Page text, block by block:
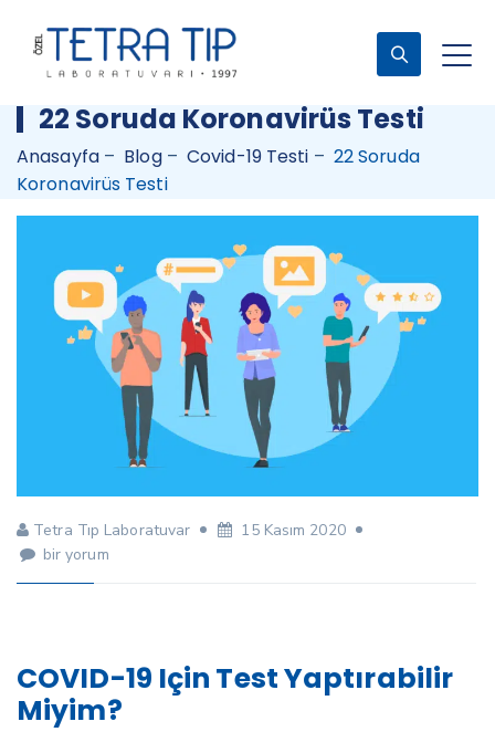
22 Soruda Koronavirüs Testi
Anasayfa– Blog–Covid-19 Testi – 22 Soruda
Koronavirüs Testi
Tetra Tıp Laboratuvar
15 Kasım 2020
22
Soruda
bir yorum
COVID-19 Için Test Yaptırabilir
Miyim?